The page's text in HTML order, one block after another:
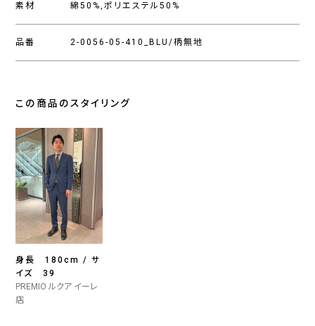
素材 綿50%,ポリエステル50%
品番 2-0056-05-410_BLU/柄無地
この商品のスタイリング
身長 180cm / サ
イズ 39
PREMIO ルクア イーレ
店